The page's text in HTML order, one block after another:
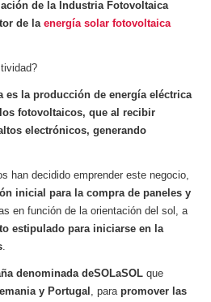
de la Industria Fotovoltaica
de la energía solar fotovoltaica
es la producción de energía eléctrica
fotovoltaicos, que al recibir
electrónicos, generando
han decidido emprender este negocio,
inicial para la compra de paneles y
en función de la orientación del sol, a
estipulado para iniciarse en la
.
denominada deSOLaSOL que
y Portugal , para promover las